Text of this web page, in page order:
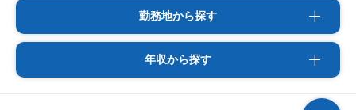
勤務地から探す
年収から探す